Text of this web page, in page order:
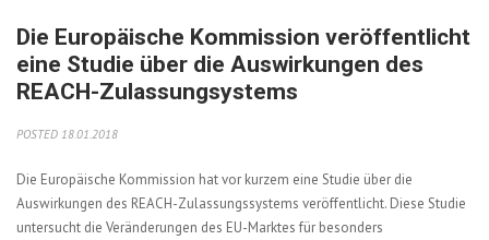
Die Europäische Kommission veröffentlicht
eine Studie über die Auswirkungen des
REACH-Zulassungsystems
POSTED 18.01.2018
Die Europäische Kommission hat vor kurzem eine Studie über die
Auswirkungen des REACH-Zulassungssystems veröffentlicht. Diese Studie
untersucht die Veränderungen des EU-Marktes für besonders